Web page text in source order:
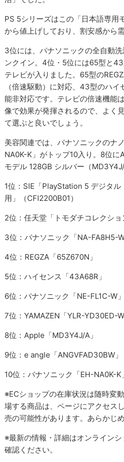
PS 5シリーズはこの「日本語専用
から値上げしており、割安感から
3位には、パナソニックの全自動
ンクイン。4位・5位には65型と
テレビが入りました。65型の
（倍速駆動）に対応、43型のハ
能非対応です。テレビの倍速機能
像で効果が発揮されるので、よく
て選ぶと良いでしょう。
美容関連では、パナソニックのナ
NA0K-K」がトップ10入り。8位
モデル 128GB シルバー（
1位：SIE「PlayStation 5 デジタ
用」（CFI2200B01）
2位：任天堂「トモダチコレクショ
3位：パナソニック「NA-FA8H5-W
4位：REGZA「65Z670N」
5位：ハイセンス「43A68R」
6位：パナソニック「NE-FL1C-W」
7位：YAMAZEN「YLR-YD30ED-
8位：Apple「MD3Y4J/A」
9位：e angle「ANGVFAD30BW」
10位：パナソニック「EH-NA0K-K」
※ECショップの在庫状況は随時変
場する商品は、ページにアクセス
売の可能性があります。あらかじ
※最新の情報・詳細はオンライン
確認ください。